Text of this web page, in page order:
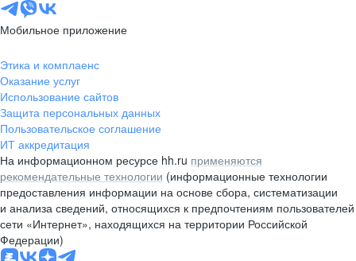
Мобильное приложение
Этика и комплаенс
Оказание услуг
Использование сайтов
Защита персональных данных
Пользовательское соглашение
ИТ аккредитация
На информационном ресурсе hh.ru применяются
рекомендательные технологии (информационные технологии
предоставления информации на основе сбора, систематизации
и анализа сведений, относящихся к предпочтениям пользователей
сети «Интернет», находящихся на территории Российской
Федерации)